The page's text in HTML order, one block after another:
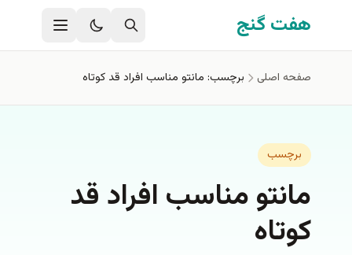
رفتن به محتوای اصلی
هفت گنج
صفحه اصلی برچسب: مانتو مناسب افراد قد كوتاه
برچسب
مانتو مناسب افراد قد
كوتاه